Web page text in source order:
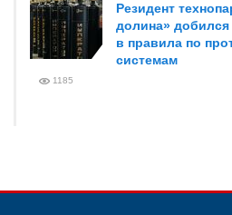
Резидент
долина» добился
в правила по
системам
1185